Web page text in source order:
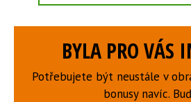
BYLA PRO VÁS
Potřebujete být neustále v
bonusy navíc.